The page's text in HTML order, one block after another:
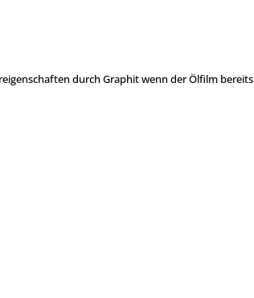
durch Graphit wenn der Ölfilm bereits